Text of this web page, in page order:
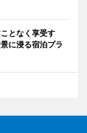
となく享受す
に浸る宿泊プラ